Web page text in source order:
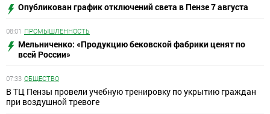
Опубликован график отключений света в Пензе 7 августа
08:01 ПРОМЫШЛЕННОСТЬ
Мельниченко: «Продукцию бековской фабрики ценят по
всей России»
07:33 ОБЩЕСТВО
В ТЦ Пензы провели учебную тренировку по укрытию граждан
при воздушной тревоге